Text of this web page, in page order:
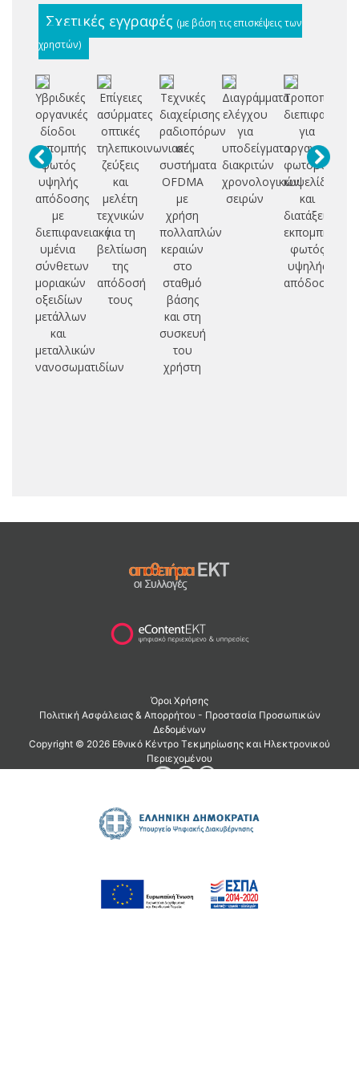
Σχετικές εγγραφές (με βάση τις επισκέψεις των
χρηστών)
Υβριδικές
οργανικές
δίοδοι
εκπομπής
φωτός
υψηλής
απόδοσης
με
διεπιφανειακά
υμένια
σύνθετων
μοριακών
οξειδίων
μετάλλων
και
μεταλλικών
νανοσωματιδίων
Επίγειες
ασύρματες
οπτικές
τηλεπικοινωνιακές
ζεύξεις
και
μελέτη
τεχνικών
για τη
βελτίωση
της
απόδοσή
τους
Τεχνικές
διαχείρισης
ραδιοπόρων
σε
συστήματα
OFDMA
με
χρήση
πολλαπλών
κεραιών
στο
σταθμό
βάσης
και στη
συσκευή
του
χρήστη
Διαγράμματα
ελέγχου
για
υποδείγματα
διακριτών
χρονολογικών
σειρών
Τροποποίηση
διεπιφανειών
για
οργανικές
κυψελίδες
και
διατάξεις
εκπομπής
φωτός
υψηλής
απόδοσης